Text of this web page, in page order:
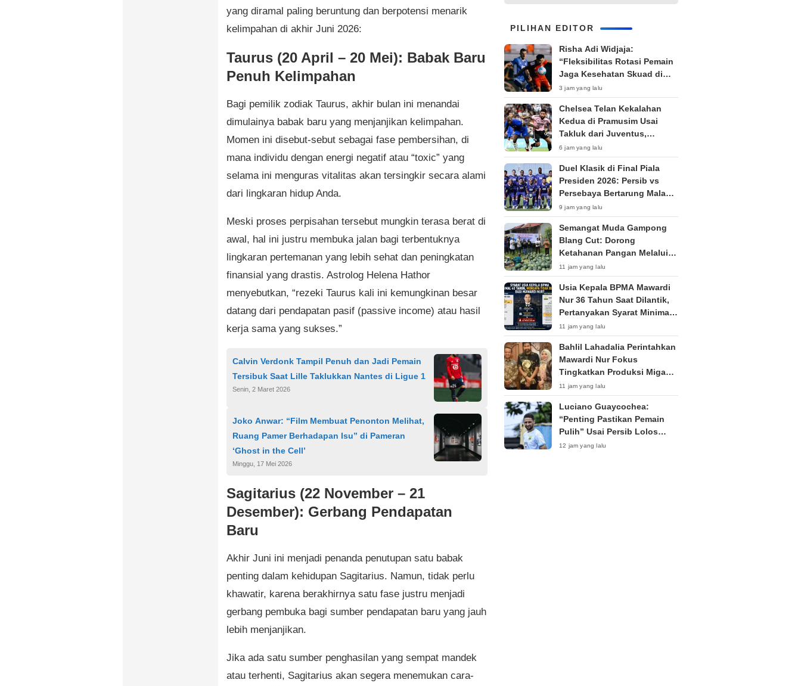
yang diramal paling beruntung dan berpotensi menarik
kelimpahan di akhir Juni 2026:
Taurus (20 April – 20 Mei): Babak Baru
Penuh Kelimpahan
Bagi pemilik zodiak Taurus, akhir bulan ini menandai
dimulainya babak baru yang menjanjikan kelimpahan.
Momen ini disebut-sebut sebagai fase pembersihan, di
mana individu dengan energi negatif atau “toxic” yang
selama ini menguras vitalitas akan tersingkir secara alami
dari lingkaran hidup Anda.
Meski proses perpisahan tersebut mungkin terasa berat di
awal, hal ini justru membuka jalan bagi terbentuknya
lingkaran pertemanan yang lebih sehat dan peningkatan
finansial yang drastis. Astrolog Helena Hathor
menyebutkan, “rezeki Taurus kali ini kemungkinan besar
datang dari pendapatan pasif (passive income) atau hasil
kerja sama yang sukses.”
Calvin Verdonk Tampil Penuh dan Jadi Pemain
Tersibuk Saat Lille Taklukkan Nantes di Ligue 1
Senin, 2 Maret 2026
Joko Anwar: “Film Membuat Penonton Melihat,
Ruang Pamer Berhadapan Isu” di Pameran
‘Ghost in the Cell’
Minggu, 17 Mei 2026
Sagitarius (22 November – 21
Desember): Gerbang Pendapatan
Baru
Akhir Juni ini menjadi penanda penutupan satu babak
penting dalam kehidupan Sagitarius. Namun, tidak perlu
khawatir, karena berakhirnya satu fase justru menjadi
gerbang pembuka bagi sumber pendapatan baru yang jauh
lebih menjanjikan.
Jika ada satu sumber penghasilan yang sempat mandek
atau terhenti, Sagitarius akan segera menemukan cara-
PILIHAN EDITOR
Risha Adi Widjaja:
“Fleksibilitas Rotasi Pemain
Jaga Kesehatan Skuad di
Piala Presiden 2026”
3 jam yang lalu
Chelsea Telan Kekalahan
Kedua di Pramusim Usai
Takluk dari Juventus,
Bersiap Hadapi AC Milan di
Jakarta
6 jam yang lalu
Duel Klasik di Final Piala
Presiden 2026: Persib vs
Persebaya Bertarung Malam
Ini di Bali
9 jam yang lalu
Semangat Muda Gampong
Blang Cut: Dorong
Ketahanan Pangan Melalui
Budidaya Semangka dan
Cabai
11 jam yang lalu
Usia Kepala BPMA Mawardi
Nur 36 Tahun Saat Dilantik,
Pertanyakan Syarat Minimal
40 Tahun
11 jam yang lalu
Bahlil Lahadalia Perintahkan
Mawardi Nur Fokus
Tingkatkan Produksi Migas
Aceh di Tengah Sorotan
Publik
11 jam yang lalu
Luciano Guaycochea:
“Penting Pastikan Pemain
Pulih” Usai Persib Lolos
Final Piala Presiden 2026
12 jam yang lalu